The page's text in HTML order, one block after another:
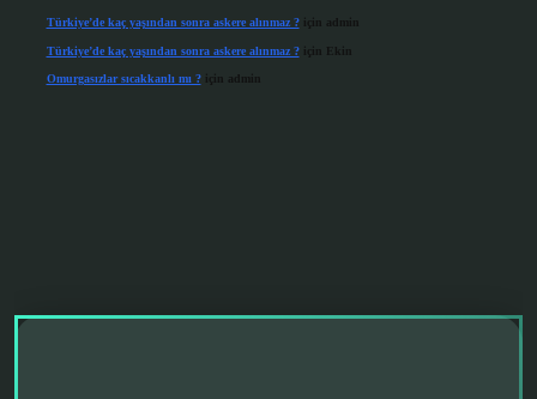
Türkiye’de kaç yaşından sonra askere alınmaz ?için admin
Türkiye’de kaç yaşından sonra askere alınmaz ?için Ekin
Omurgasızlar sıcakkanlı mı ?için admin